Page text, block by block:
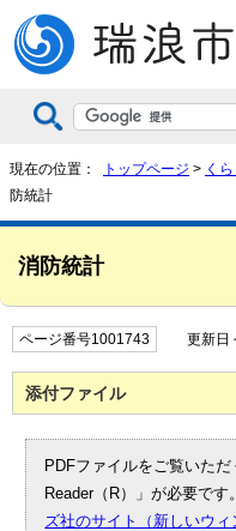
現在の位置： トップページ > くら
防統計
消防統計
ページ番号1001743 更新日
添付ファイル
PDFファイルをご覧いただ
Reader（R）」が必要で
ズ社のサイト（新しいウィ